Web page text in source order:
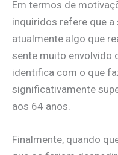
Em termos de
inquiridos refere que
atualmente algo que
sente muito envolvido
identifica com o que
significativamente
aos 64 anos.
Finalmente, quando